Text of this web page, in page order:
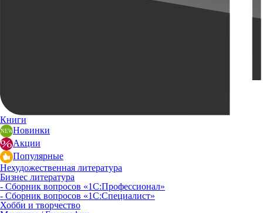
Книги
Новинки
Акции
Популярные
Нехудожественная литература
Бизнес литература
- Сборник вопросов «1С:Профессионал»
- Сборник вопросов «1С:Специалист»
Хобби и творчество